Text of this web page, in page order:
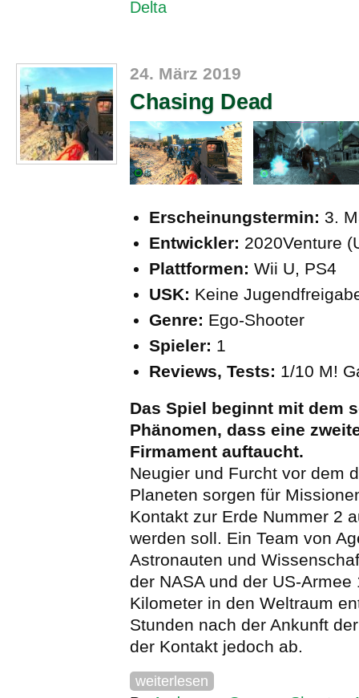
Delta
24. März 2019
Chasing Dead
Erscheinungstermin: 3.
Entwickler: 2020Venture
Plattformen: Wii U, PS4
USK: Keine
Genre: Ego-Shooter
Spieler: 1
Reviews, Tests: 1/10 M!
Das Spiel beginnt mit dem
Phänomen, dass eine
Firmament auftaucht.
Neugier und Furcht vor dem
Planeten sorgen für
Kontakt zur Erde Nummer 2
werden soll. Ein Team von
Astronauten und
der NASA und der US-Armee
Kilometer in den Weltraum
Stunden nach der Ankunft
der Kontakt jedoch ab.
weiterlesen